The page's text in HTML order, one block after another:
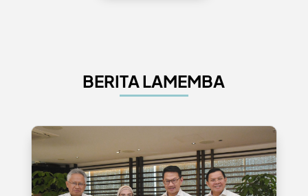
BERITA LAMEMBA